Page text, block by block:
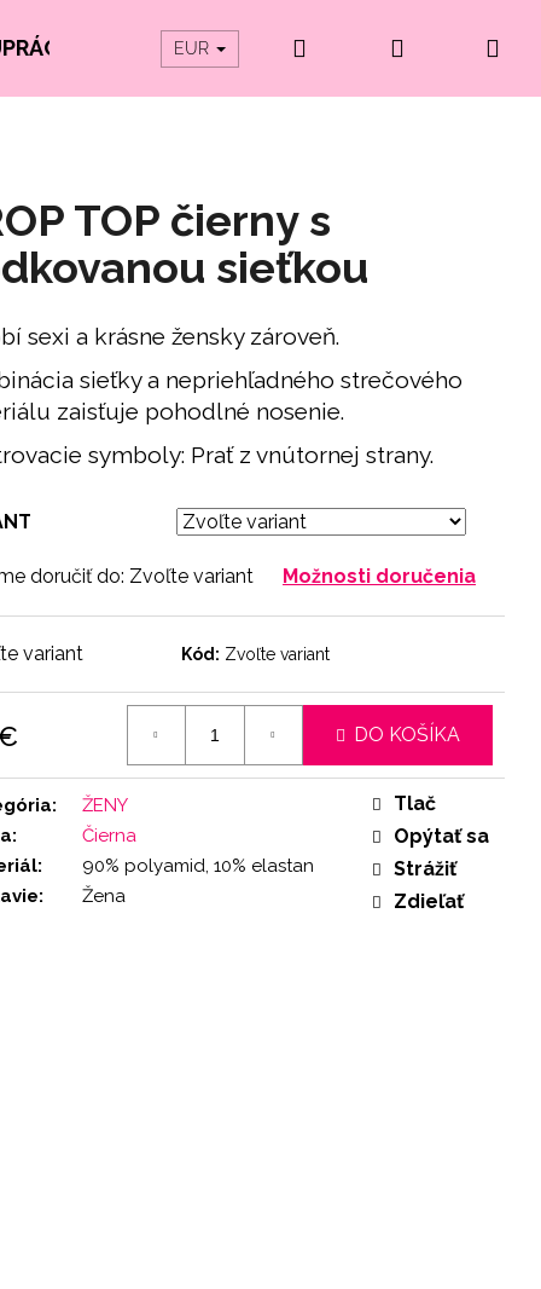
PRODUKTY Z ORGANICKEJ BAVLNY
EUR Prihlásenie
TOP čierny s
sieťkou
sexi a krásne žensky zároveň.
sieťky a nepriehľadného strečového
zaisťuje pohodlné nosenie.
symboly: Prať z vnútornej strany.
doručiť do: Zvoľte variant Možnosti doručenia
variant Kód: Zvoľte variant
DO KOŠÍKA
:
ŽENY
:
Čierna
:
90% polyamid, 10% elastan
: Žena
Tlač
Opýtať sa
Strážiť
Zdieľať